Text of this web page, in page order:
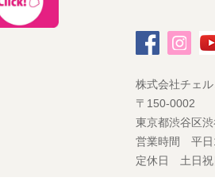
株式会社チェル
〒150-0002
東京都渋谷区
営業時間 平日
定休日 土日祝